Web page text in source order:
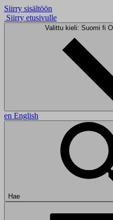
Siirry sisältöön
Siirry etusivulle
Valittu kieli: Suomi fi
en English
Hae